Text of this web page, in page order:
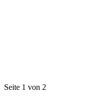
Seite 1 von 2